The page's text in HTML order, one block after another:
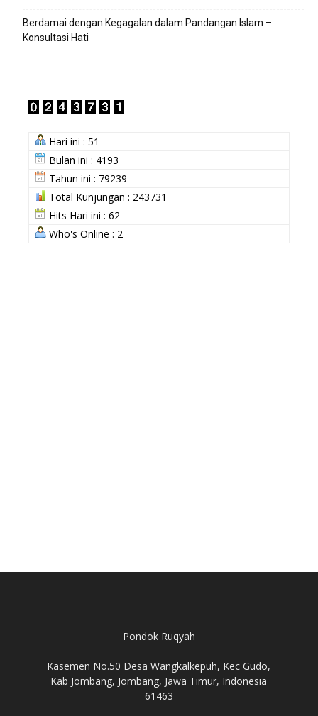
Berdamai dengan Kegagalan dalam Pandangan Islam –
Konsultasi Hati
Hari ini : 51
Bulan ini : 4193
Tahun ini : 79239
Total Kunjungan : 243731
Hits Hari ini : 62
Who's Online : 2
Pondok Ruqyah
Kasemen No.50 Desa Wangkalkepuh, Kec Gudo,
Kab Jombang, Jombang, Jawa Timur, Indonesia
61463